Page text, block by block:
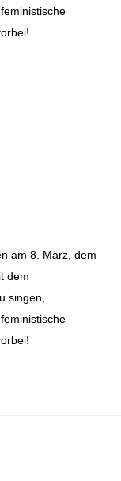
am 8. März, dem
dem
singen,